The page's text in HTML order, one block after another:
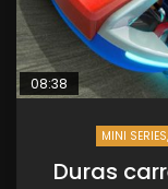
08:38
MINI
Duras